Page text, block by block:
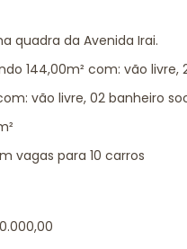
quadra da Avenida Irai.
144,00m² com: vão
vão livre, 02 banheiro
vagas para 10 carros